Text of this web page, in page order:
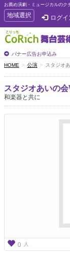
お薦め演劇・ミュージカルのク
T
o
g
g
e
n
a
i
g
地域選択 ログイ
バナー広告お申込み
HOME 公演 スタジオ
スタジオあいの
和楽器と共に
0 人